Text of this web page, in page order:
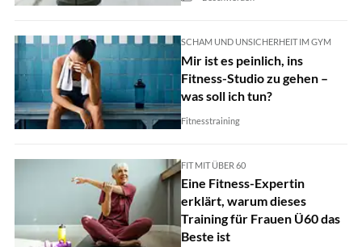
SCHAM UND UNSICHERHEIT IM GYM
Mir ist es peinlich, ins
Fitness-Studio zu gehen –
was soll ich tun?​
Fitnesstraining
FIT MIT ÜBER 60
Eine Fitness-Expertin
erklärt, warum dieses
Training für Frauen Ü60 das
Beste ist